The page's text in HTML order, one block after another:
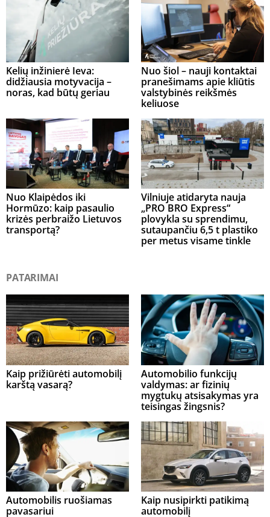
Kelių inžinierė Ieva:
didžiausia motyvacija –
noras, kad būtų geriau
Nuo šiol – nauji kontaktai
pranešimams apie kliūtis
valstybinės reikšmės
keliuose
Nuo Klaipėdos iki
Hormūzo: kaip pasaulio
krizės perbraižo Lietuvos
transportą?
Vilniuje atidaryta nauja
„PRO BRO Express“
plovykla su sprendimu,
sutaupančiu 6,5 t plastiko
per metus visame tinkle
PATARIMAI
Kaip prižiūrėti automobilį
karštą vasarą?
Automobilio funkcijų
valdymas: ar fizinių
mygtukų atsisakymas yra
teisingas žingsnis?
Automobilis ruošiamas
pavasariui
Kaip nusipirkti patikimą
automobilį